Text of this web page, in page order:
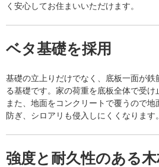
く安心してお住まいいただけます。
ベタ基礎を採用
基礎の立上りだけでなく、底板一面が
る基礎です。家の荷重を底板全体で受け
また、地面をコンクリートで覆うので
防ぎ、シロアリも侵入しにくくなります。
強度と耐久性のある